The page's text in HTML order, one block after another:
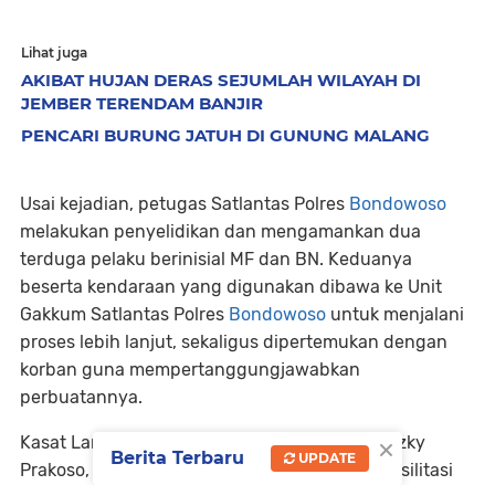
Lihat juga
AKIBAT HUJAN DERAS SEJUMLAH WILAYAH DI
JEMBER TERENDAM BANJIR
PENCARI BURUNG JATUH DI GUNUNG MALANG
Usai kejadian, petugas Satlantas Polres Bondowoso
melakukan penyelidikan dan mengamankan dua
terduga pelaku berinisial MF dan BN. Keduanya
beserta kendaraan yang digunakan dibawa ke Unit
Gakkum Satlantas Polres Bondowoso untuk menjalani
proses lebih lanjut, sekaligus dipertemukan dengan
korban guna mempertanggungjawabkan
perbuatannya.
Kasat Lantas Polres Bondowoso, AKP Irwan Rizky
Prakoso, mengatakan bahwa pihaknya memfasilitasi
×
Berita Terbaru UPDATE